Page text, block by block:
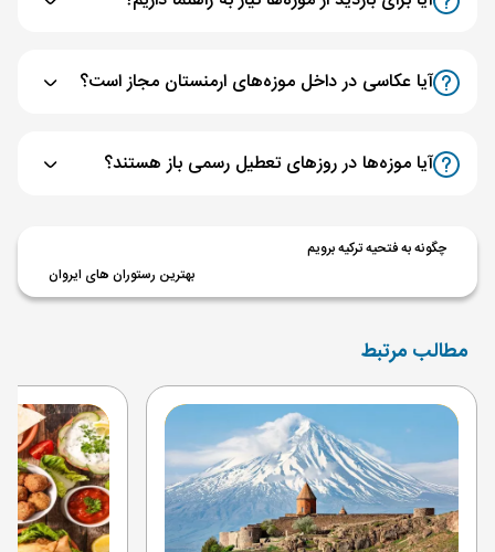
آیا عکاسی در داخل موزه‌های ارمنستان مجاز است؟
آیا موزه‌ها در روزهای تعطیل رسمی باز هستند؟
چگونه به فتحیه ترکیه برویم
بهترین رستوران های ایروان
مطالب مرتبط